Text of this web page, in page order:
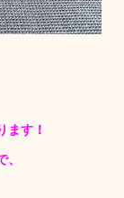
ます！